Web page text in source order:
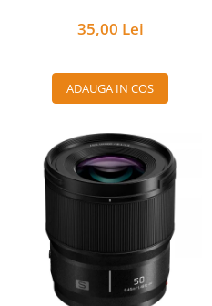
35,00 Lei
ADAUGA IN COS